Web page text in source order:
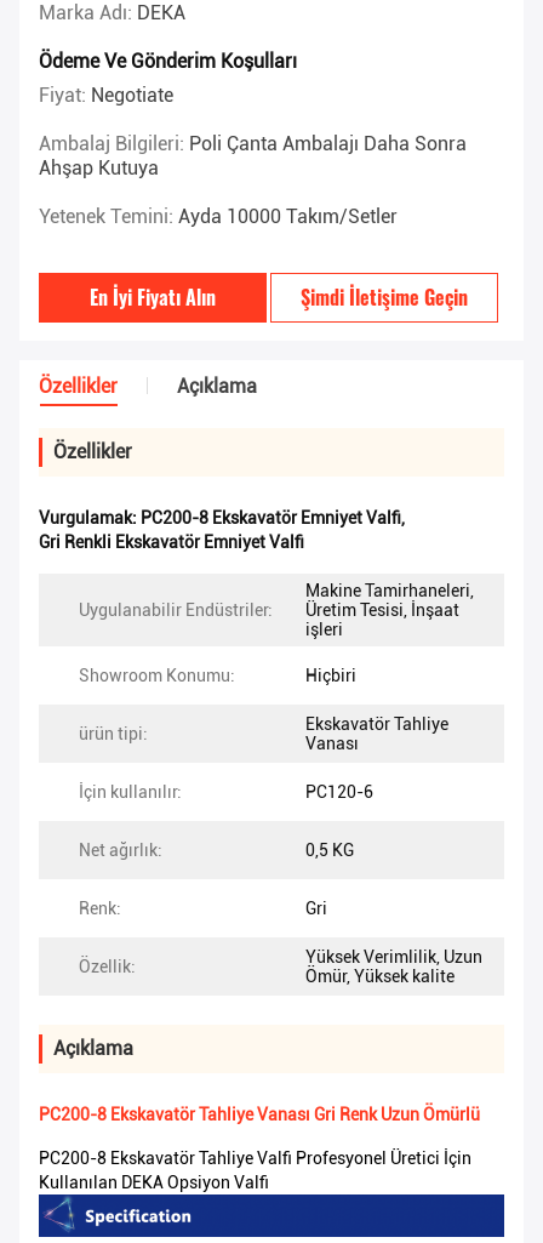
Marka Adı: DEKA
Ödeme Ve Gönderim Koşulları
Fiyat: Negotiate
Ambalaj Bilgileri: Poli Çanta Ambalajı Daha Sonra
Ahşap Kutuya
Yetenek Temini: Ayda 10000 Takım/Setler
En İyi Fiyatı Alın Şimdi İletişime Geçin
Özellikler Açıklama
Özellikler
Vurgulamak: PC200-8 Ekskavatör Emniyet Valfi,
Gri Renkli Ekskavatör Emniyet Valfi
Uygulanabilir Endüstriler:
Makine Tamirhaneleri,
Üretim Tesisi, İnşaat
işleri
Showroom Konumu: Hiçbiri
ürün tipi:
Ekskavatör Tahliye
Vanası
İçin kullanılır: PC120-6
Net ağırlık: 0,5 KG
Renk: Gri
Özellik:
Yüksek Verimlilik, Uzun
Ömür, Yüksek kalite
Açıklama
PC200-8 Ekskavatör Tahliye Vanası Gri Renk Uzun Ömürlü
PC200-8 Ekskavatör Tahliye Valfi Profesyonel Üretici İçin
Kullanılan DEKA Opsiyon Valfi